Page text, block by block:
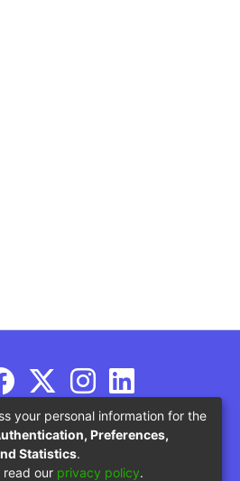
your personal information for the
Preferences,
Statistics.
read our privacy policy.